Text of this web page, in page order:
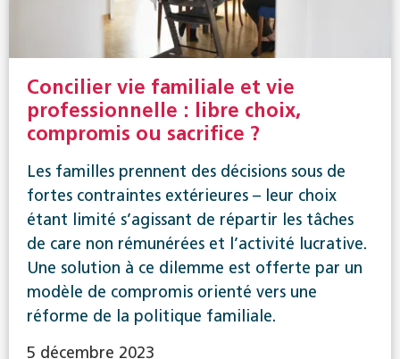
Concilier vie familiale et vie
professionnelle : libre choix,
compromis ou sacrifice ?
Les familles prennent des décisions sous de
fortes contraintes extérieures – leur choix
étant limité s’agissant de répartir les tâches
de care non rémunérées et l’activité lucrative.
Une solution à ce dilemme est offerte par un
modèle de compromis orienté vers une
réforme de la politique familiale.
5 décembre 2023